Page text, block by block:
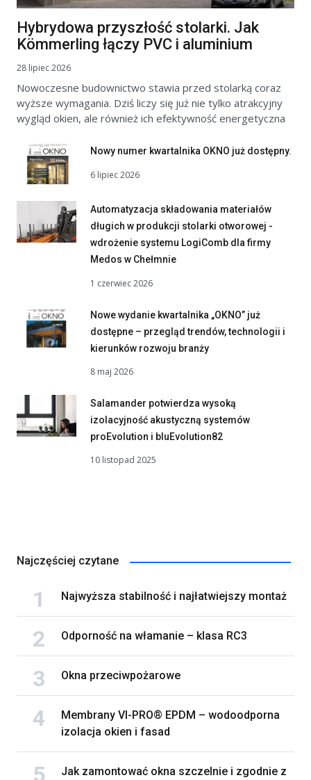
Hybrydowa przyszłość stolarki. Jak
Kömmerling łączy PVC i aluminium
28 lipiec 2026
Nowoczesne budownictwo stawia przed stolarką coraz
wyższe wymagania. Dziś liczy się już nie tylko atrakcyjny
wygląd okien, ale również ich efektywność energetyczna
Nowy numer kwartalnika OKNO już dostępny.
6 lipiec 2026
Automatyzacja składowania materiałów
długich w produkcji stolarki otworowej -
wdrożenie systemu LogiComb dla firmy
Medos w Chełmnie
1 czerwiec 2026
Nowe wydanie kwartalnika „OKNO” już
dostępne – przegląd trendów, technologii i
kierunków rozwoju branży
8 maj 2026
Salamander potwierdza wysoką
izolacyjność akustyczną systemów
proEvolution i bluEvolution82
10 listopad 2025
Najczęściej czytane
Najwyższa stabilność i najłatwiejszy montaż
Odporność na włamanie – klasa RC3
Okna przeciwpożarowe
Membrany VI-PRO® EPDM – wodoodporna
izolacja okien i fasad
Jak zamontować okna szczelnie i zgodnie z